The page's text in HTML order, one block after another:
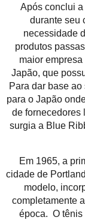
Após conclui
durante seu
necessidade
produtos
maior
Japão, que
Para dar base
para o Japão
de fornecedores
surgia a Blue
Em 1965, a
cidade de
modelo,
completamente
época. O tênis